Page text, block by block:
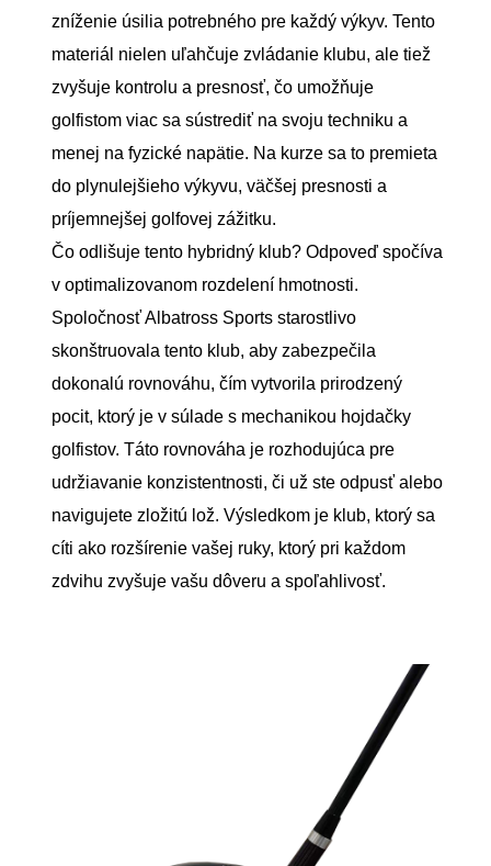
zníženie úsilia potrebného pre každý výkyv. Tento
materiál nielen uľahčuje zvládanie klubu, ale tiež
zvyšuje kontrolu a presnosť, čo umožňuje
golfistom viac sa sústrediť na svoju techniku ​​a
menej na fyzické napätie. Na kurze sa to premieta
do plynulejšieho výkyvu, väčšej presnosti a
príjemnejšej golfovej zážitku.
Čo odlišuje tento hybridný klub? Odpoveď spočíva
v optimalizovanom rozdelení hmotnosti.
Spoločnosť Albatross Sports starostlivo
skonštruovala tento klub, aby zabezpečila
dokonalú rovnováhu, čím vytvorila prirodzený
pocit, ktorý je v súlade s mechanikou hojdačky
golfistov. Táto rovnováha je rozhodujúca pre
udržiavanie konzistentnosti, či už ste odpusť alebo
navigujete zložitú lož. Výsledkom je klub, ktorý sa
cíti ako rozšírenie vašej ruky, ktorý pri každom
zdvihu zvyšuje vašu dôveru a spoľahlivosť.